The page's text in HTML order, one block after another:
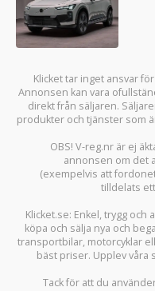
Klicket tar inget ansvar
Annonsen kan vara
direkt från säljaren.
produkter och tjänster som
OBS! V-reg.nr är ej
annonsen om det
(exempelvis att
tilldelats
Klicket.se: Enkel, trygg och
köpa och sälja nya och
transportbilar, motorcyklar
bäst priser. Upplev våra
Tack för att du